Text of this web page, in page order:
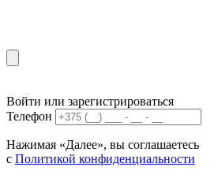
Войти или зарегистрироваться
Телефон
Нажимая «Далее», вы соглашаетесь
с Политикой конфиденциальности